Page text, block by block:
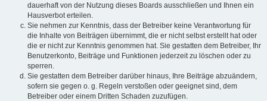
dauerhaft von der Nutzung dieses Boards ausschließen und Ihnen ein
Hausverbot erteilen.
Sie nehmen zur Kenntnis, dass der Betreiber keine Verantwortung für
die Inhalte von Beiträgen übernimmt, die er nicht selbst erstellt hat oder
die er nicht zur Kenntnis genommen hat. Sie gestatten dem Betreiber, Ihr
Benutzerkonto, Beiträge und Funktionen jederzeit zu löschen oder zu
sperren.
Sie gestatten dem Betreiber darüber hinaus, Ihre Beiträge abzuändern,
sofern sie gegen o. g. Regeln verstoßen oder geeignet sind, dem
Betreiber oder einem Dritten Schaden zuzufügen.